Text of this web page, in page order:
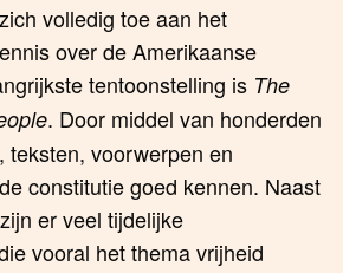
volledig toe aan het
over de Amerikaanse
tentoonstelling is The
. Door middel van honderden
teksten, voorwerpen en
constitutie goed kennen. Naast
er veel tijdelijke
vooral het thema vrijheid